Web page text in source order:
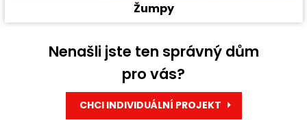
Žumpy
Nenašli jste ten správný dům
pro vás?
CHCI INDIVIDUÁLNÍ PROJEKT